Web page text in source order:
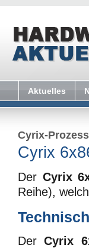
Aktuelles
Cyrix-
Cyrix
Der Cyrix
Reihe),
DerCyrix